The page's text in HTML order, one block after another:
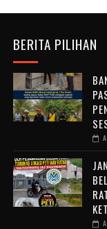
BERITA PILIHAN